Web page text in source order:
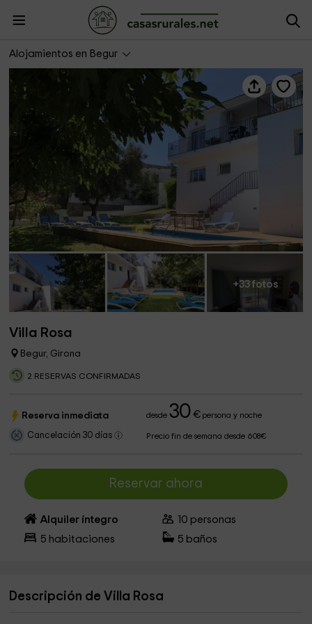
Alojamientos en Begur
+33 fotos
Villa Rosa
Begur, Girona
2 RESERVAS CONFIRMADAS
Reserva inmediata desde30 €persona y noche
Cancelación 30 días Precio fin de semana desde 608€
Reservar ahora
Alquiler íntegro 10 personas
5 habitaciones 5 baños
Descripción de Villa Rosa